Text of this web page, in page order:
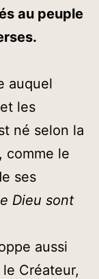
au peuple
auquel
les
né selon la
comme le
ses
Dieu sont
aussi
Créateur,